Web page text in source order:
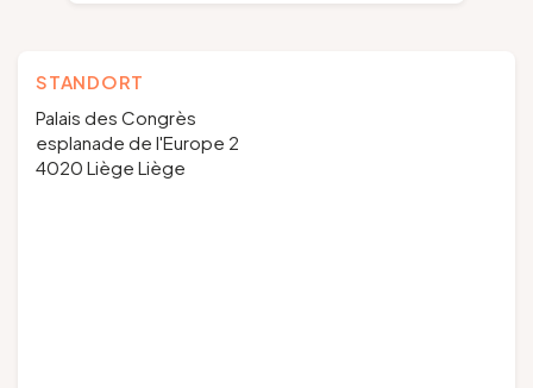
STANDORT
Palais des Congrès
esplanade de l'Europe 2
4020 Liège Liège